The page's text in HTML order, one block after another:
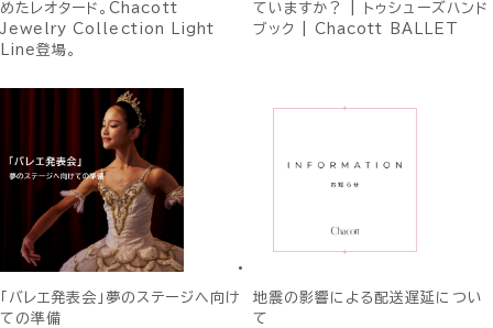
めたレオタード。Chacott
Jewelry Collection Light
Line登場。
ていますか？ | トゥシューズハンド
ブック | Chacott BALLET
「バレエ発表会」夢のステージへ向け
ての準備
地震の影響による配送遅延につい
て